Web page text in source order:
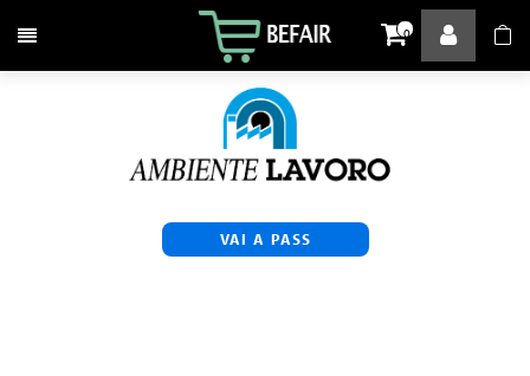
Attiva / disattiva la navigazione 0
VAI A PASS